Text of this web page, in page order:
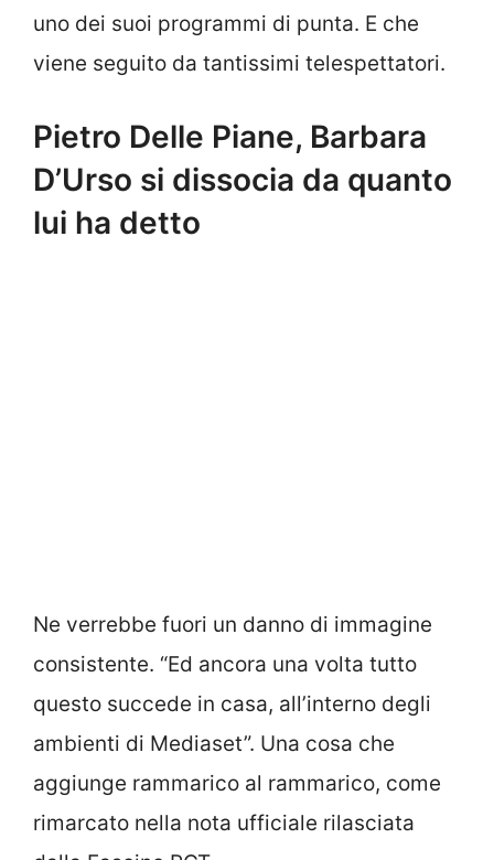
uno dei suoi programmi di punta. E che
viene seguito da tantissimi telespettatori.
Pietro Delle Piane, Barbara
D’Urso si dissocia da quanto
lui ha detto
Ne verrebbe fuori un danno di immagine
consistente. “Ed ancora una volta tutto
questo succede in casa, all’interno degli
ambienti di Mediaset”. Una cosa che
aggiunge rammarico al rammarico, come
rimarcato nella nota ufficiale rilasciata